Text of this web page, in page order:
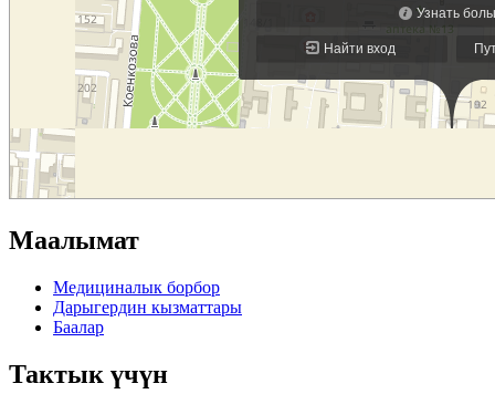
Маалымат
Медициналык борбор
Дарыгердин кызматтары
Баалар
Тактык үчүн